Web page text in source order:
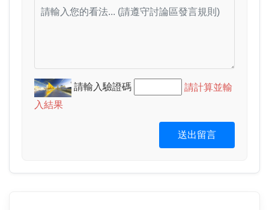
請輸入驗證碼
請計算並輸
入結果
送出留言